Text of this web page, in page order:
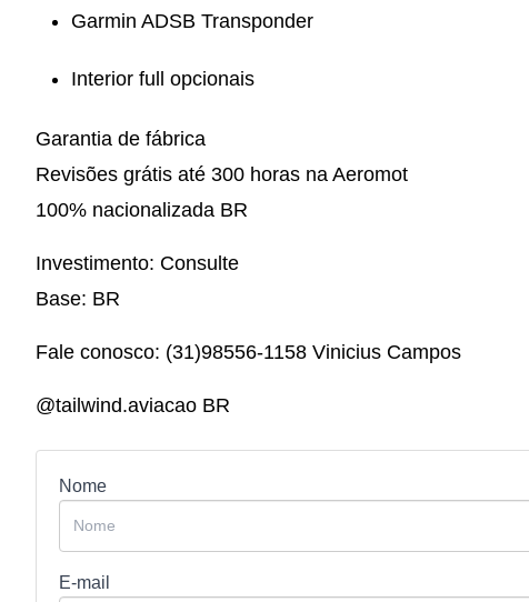
Garmin ADSB Transponder
Interior full opcionais
Garantia de fábrica
Revisões grátis até 300 horas na Aeromot
100% nacionalizada BR
Investimento: Consulte
Base: BR
Fale conosco: (31)98556-1158 Vinicius Campos
@tailwind.aviacao BR
Nome
E-mail